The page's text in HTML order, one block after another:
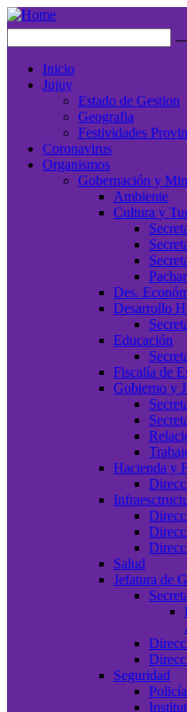
Inicio
Jujuy
Estado de Gestion
Geografia
Festividades
Coronavirus
Organismos
Gobernación y
Ambiente
Cultura y
Des.
Desarrollo
Educación
Fiscalía de
Gobierno y
Hacienda y
Salud
Jefatura de
Seguridad